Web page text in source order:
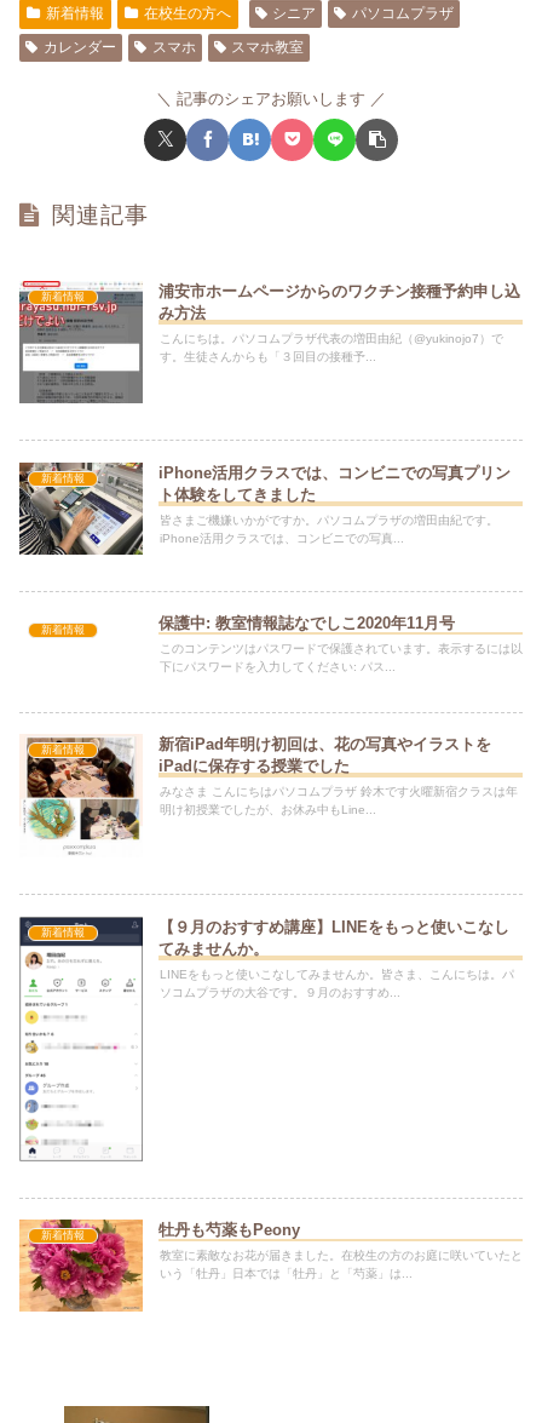
新着情報 在校生の方へ シニア
パソコムプラザ
カレンダー
スマホ スマホ教室
記事のシェアお願いします
関連記事
新着情報
浦安市ホームページからのワクチン接種予約申し込
み方法
こんにちは。パソコムプラザ代表の増田由紀（@yukinojo7）で
す。生徒さんからも「３回目の接種予...
新着情報
iPhone活用クラスでは、コンビニでの写真プリン
ト体験をしてきました
皆さまご機嫌いかがですか。パソコムプラザの増田由紀です。
iPhone活用クラスでは、コンビニでの写真...
新着情報 保護中: 教室情報誌なでしこ2020年11月号
このコンテンツはパスワードで保護されています。表示するには以
下にパスワードを入力してください: パス...
新着情報
新宿iPad年明け初回は、花の写真やイラストを
iPadに保存する授業でした
みなさま こんにちはパソコムプラザ 鈴木です火曜新宿クラスは年
明け初授業でしたが、お休み中もLine...
新着情報
【９月のおすすめ講座】LINEをもっと使いこなし
てみませんか。
LINEをもっと使いこなしてみませんか。皆さま、こんにちは。パ
ソコムプラザの大谷です。９月のおすすめ...
新着情報 牡丹も芍薬もPeony
教室に素敵なお花が届きました。在校生の方のお庭に咲いていたと
いう「牡丹」日本では「牡丹」と「芍薬」は...